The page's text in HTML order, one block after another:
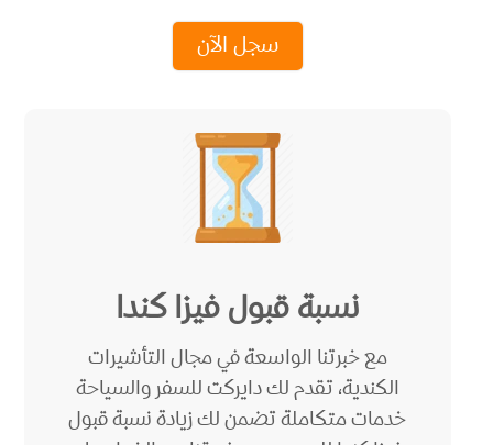
سجل الآن
نسبة قبول فيزا كندا
مع خبرتنا الواسعة في مجال التأشيرات
الكندية، تقدم لك دايركت للسفر والسياحة
خدمات متكاملة تضمن لك زيادة نسبة قبول